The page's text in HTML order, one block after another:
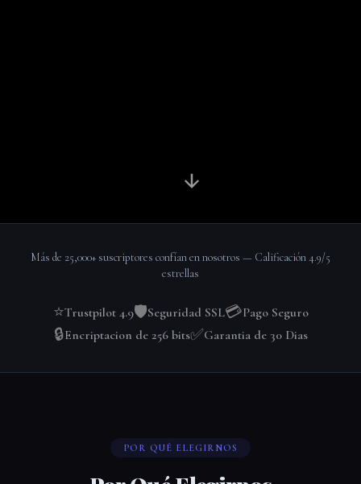
Más de 25,000+ suscriptores confían en nosotros — Calificación 4.9/5
estrellas
⭐Trustpilot 4.9🛡️Seguridad SSL💳Pago Seguro
🔒Encriptacion de 256 bits✅Garantia de 30 Dias
POR QUÉ ELEGIRNOS